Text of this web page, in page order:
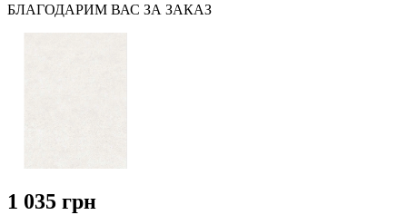
БЛАГОДАРИМ ВАС ЗА ЗАКАЗ
1 035 грн